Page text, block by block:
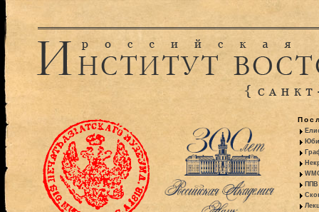
ППВ